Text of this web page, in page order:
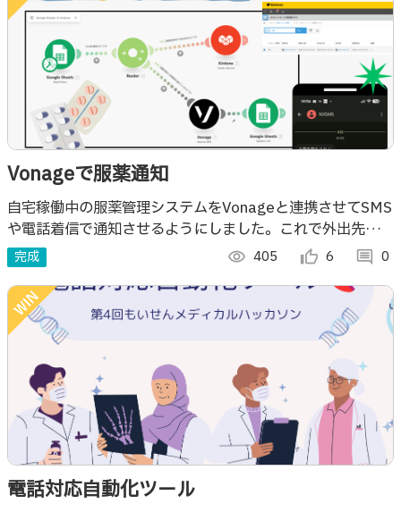
Vonageで服薬通知
自宅稼働中の服薬管理システムをVonageと連携させてSMS
や電話着信で通知させるようにしました。これで外出先にい
ても薬の飲み忘れがなくなる！たすかる！
完成 visibility 405 thumb_up_alt 6 comment 0
電話対応自動化ツール